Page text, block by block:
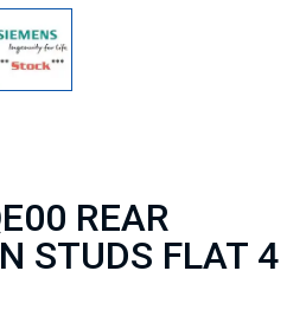
REAR
STUDS FLAT 4